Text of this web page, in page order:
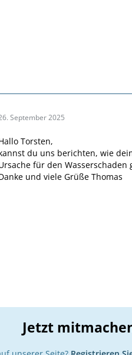
September 2025
Torsten,
du uns berichten, wie
für den Wasserschaden
und viele Grüße Thomas
Jetzt